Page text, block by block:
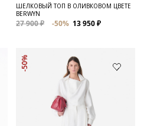
ШЕЛКОВЫЙ ТОП В ОЛИВКОВОМ ЦВЕТЕ
BERWYN
27 900 ₽ -50% 13 950 ₽
-50%